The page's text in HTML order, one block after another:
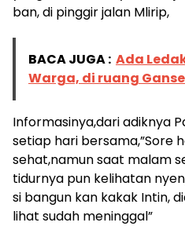
ban, di pinggir jalan Mlirip,
BACA JUGA : Ada
Warga, di ruang
Informasinya,dari adiknya
setiap hari bersama,”Sore
sehat,namun saat malam
tidurnya pun kelihatan
si bangun kan kakak Intin,
lihat sudah meninggal”